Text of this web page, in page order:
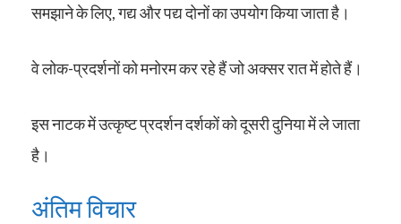
समझाने के लिए, गद्य और पद्य दोनों का उपयोग किया जाता है।
वे लोक-प्रदर्शनों को मनोरम कर रहे हैं जो अक्सर रात में होते हैं।
इस नाटक में उत्कृष्ट प्रदर्शन दर्शकों को दूसरी दुनिया में ले जाता
है।
अंतिम विचार